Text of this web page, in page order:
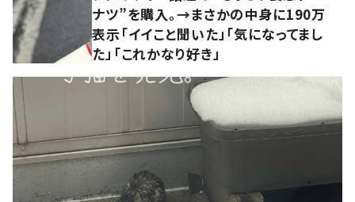
ナツ”を購入。→まさかの中身に190万
表示「イイこと聞いた」「気になってまし
た」「これかなり好き」